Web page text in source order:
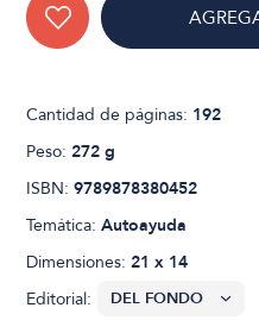
Cantidad de páginas: 192
Peso:272 g
ISBN:9789878380452
Temática:Autoayuda
Dimensiones:21 x 14
Editorial: